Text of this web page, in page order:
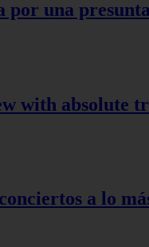
por una
with absolute
a lo